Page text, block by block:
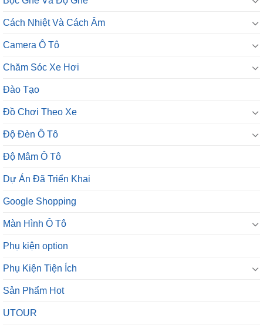
Cách Nhiệt Và Cách Âm
Camera Ô Tô
Chăm Sóc Xe Hơi
Đào Tạo
Đồ Chơi Theo Xe
Độ Đèn Ô Tô
Độ Mâm Ô Tô
Dự Án Đã Triển Khai
Google Shopping
Màn Hình Ô Tô
Phụ kiện option
Phụ Kiện Tiện Ích
Sản Phẩm Hot
UTOUR